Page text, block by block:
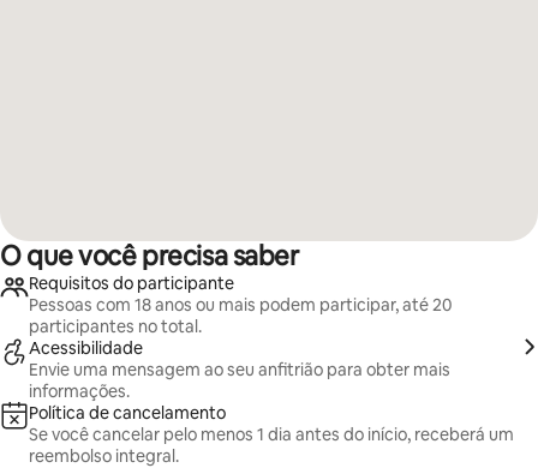
O que você precisa saber
Requisitos do participante
Pessoas com 18 anos ou mais podem participar, até 20
participantes no total.
Acessibilidade
Envie uma mensagem ao seu anfitrião para obter mais
informações.
Política de cancelamento
Se você cancelar pelo menos 1 dia antes do início, receberá um
reembolso integral.